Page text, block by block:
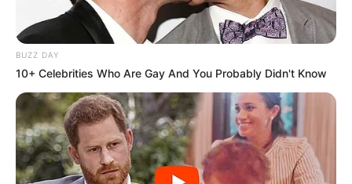
BUZZ DAY
10+ Celebrities Who Are Gay And You Probably Didn't Know